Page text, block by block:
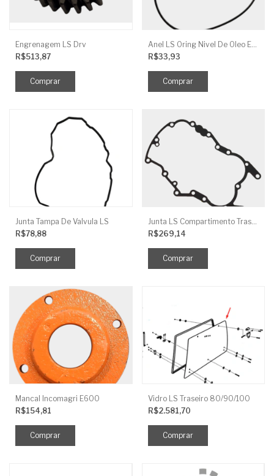
Engrenagem LS Drv
R$513,87
Anel LS Oring Nivel De Oleo EGQ125
R$33,93
Junta Tampa De Valvula LS
R$78,88
Junta LS Compartimento Traseiro EGQ155
R$269,14
Mancal Incomagri E600
R$154,81
Vidro LS Traseiro 80/90/100
R$2.581,70